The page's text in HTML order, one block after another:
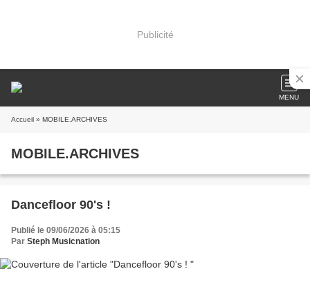
Publicité
MENU
Accueil » MOBILE.ARCHIVES
MOBILE.ARCHIVES
Dancefloor 90's !
Publié le 09/06/2026 à 05:15
Par Steph Musicnation